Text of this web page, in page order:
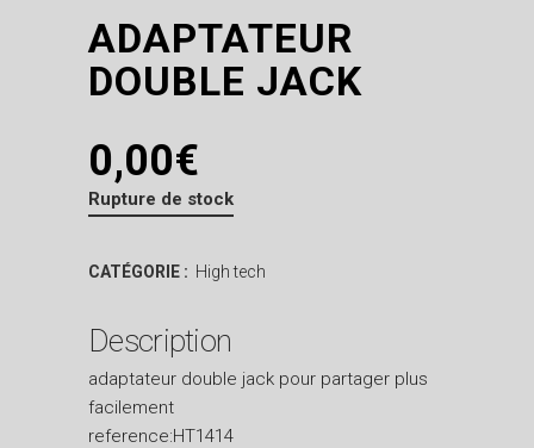
ADAPTATEUR
DOUBLE JACK
0,00€
Rupture de stock
CATÉGORIE : High tech
Description
adaptateur double jack pour partager plus
facilement
reference:HT1414